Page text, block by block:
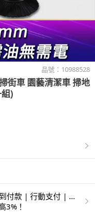
品號： 10988528
街車 園藝清潔車 掃地
)
付款 | 行動支付 | 超
付款
3%！